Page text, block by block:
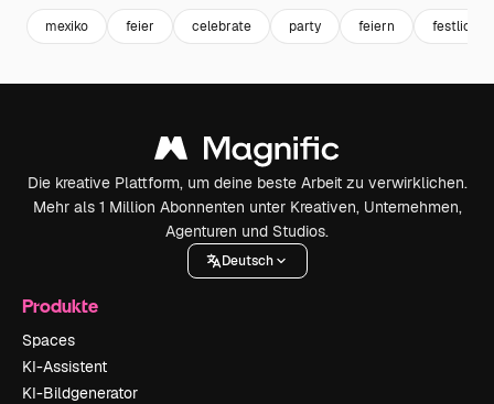
mexiko feier celebrate party feiern festlich
Die kreative Plattform, um deine beste Arbeit zu verwirklichen.
Mehr als 1 Million Abonnenten unter Kreativen, Unternehmen,
Agenturen und Studios.
Deutsch
Produkte
Spaces
KI-Assistent
KI-Bildgenerator